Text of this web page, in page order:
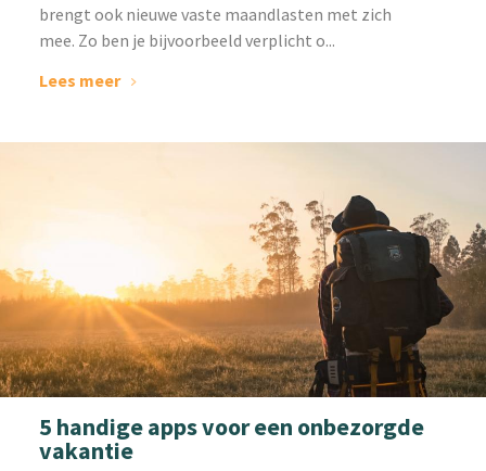
brengt ook nieuwe vaste maandlasten met zich
mee. Zo ben je bijvoorbeeld verplicht o...
Lees meer
5 handige apps voor een onbezorgde
vakantie